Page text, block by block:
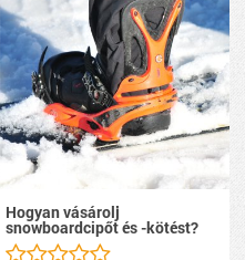
Hogyan vásárolj
snowboardcipőt és -kötést?